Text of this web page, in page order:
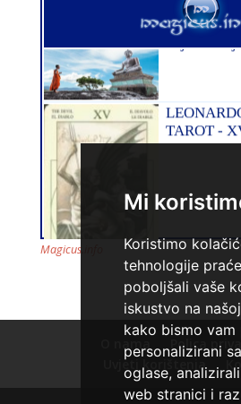
Mi
Koristimo
tehnologije
poboljšali vaše
iskustvo na
kako bismo vam
personalizirani
oglase,
web stranici i
tel:0,93€ -
Tarot savjetnik je
Broj tel: 064/600-
tel:0,93€ -
Magicus.info
Polica
Uvjeti korištenja